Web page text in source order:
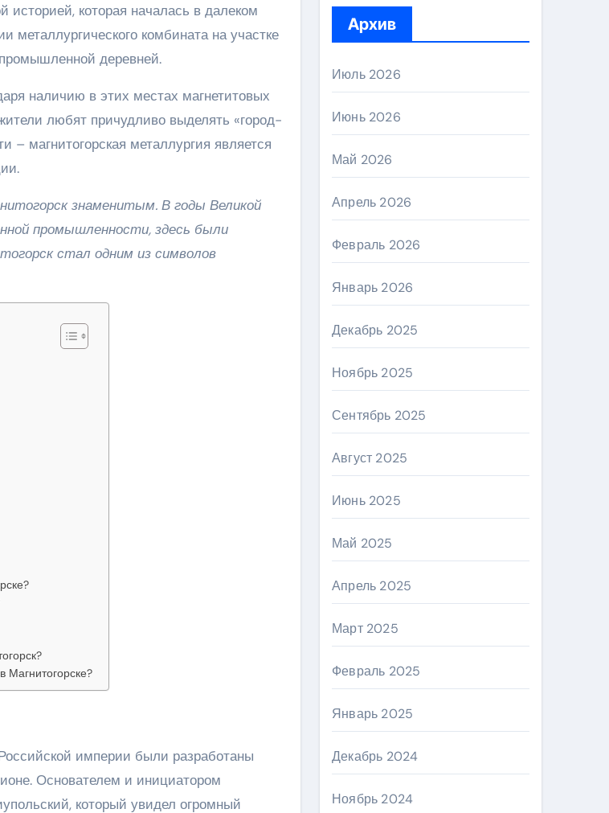
которая началась в далеком
металлургического комбината на участке
деревней.
наличию в этих местах магнетитовых
любят причудливо выделять «город-
– магнитогорская металлургия является
знаменитым. В годы Великой
промышленности, здесь были
стал одним из символов
империи были разработаны
Основателем и инициатором
который увидел огромный
Архив
Июль 2026
Июнь 2026
Май 2026
Апрель 2026
Февраль 2026
Январь 2026
Декабрь 2025
Ноябрь 2025
Сентябрь 2025
Август 2025
Июнь 2025
Май 2025
Апрель 2025
Март 2025
Февраль 2025
Январь 2025
Декабрь 2024
Ноябрь 2024